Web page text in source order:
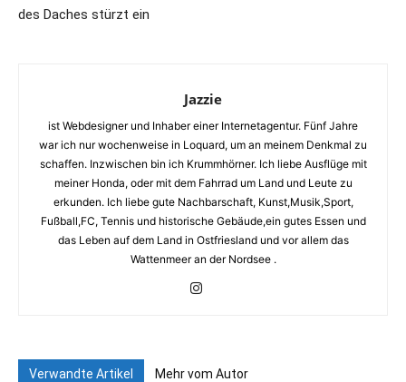
des Daches stürzt ein
Jazzie
ist Webdesigner und Inhaber einer Internetagentur. Fünf Jahre
war ich nur wochenweise in Loquard, um an meinem Denkmal zu
schaffen. Inzwischen bin ich Krummhörner. Ich liebe Ausflüge mit
meiner Honda, oder mit dem Fahrrad um Land und Leute zu
erkunden. Ich liebe gute Nachbarschaft, Kunst,Musik,Sport,
Fußball,FC, Tennis und historische Gebäude,ein gutes Essen und
das Leben auf dem Land in Ostfriesland und vor allem das
Wattenmeer an der Nordsee .
Verwandte Artikel Mehr vom Autor